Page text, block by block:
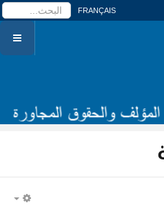
FRANÇAIS